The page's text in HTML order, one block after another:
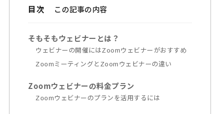
目次
そもそもウェビナーとは？
ウェビナーの開催にはZoomウェビナーがおすすめ
ZoomミーティングとZoomウェビナーの違い
Zoomウェビナーの料金プラン
Zoomウェビナーのプランを活用するには